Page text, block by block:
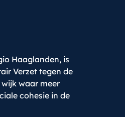
Haaglanden, is
Verzet tegen de
waar meer
cohesie in de